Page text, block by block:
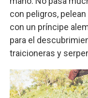
con peligros,
con un príncipe
para el
traicioneras y